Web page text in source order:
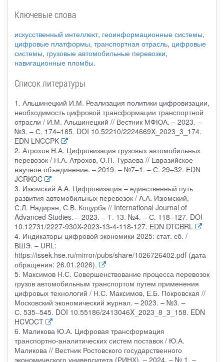
Ключевые слова
искусственный интеллект, геоинформационные системы,
цифровые платформы, транспортная отрасль, цифровые
системы, грузовые автомобильные перевозки,
навигационные пломбы.
Список литературы
1. Альшинецкий И.М. Реализация политики цифровизации,
необходимость цифровой трансформации транспортной
отрасли / И.М. Альшинецкий // Вестник МФЮА. – 2023. –
№3. – С. 174–185. DOI 10.52210/2224669X_2023_3_174.
EDN LNCCPK
2. Атрохов Н.А. Цифровизация грузовых автомобильных
перевозок / Н.А. Атрохов, О.П. Тураева // Евразийское
научное объединение. – 2019. – №7–1. – С. 29–32. EDN
JCRKOC
3. Изюмский А.А. Цифровизация – единственный путь
развития автомобильных перевозок / А.А. Изюмский,
С.Л. Надирян, С.В. Коцурба // International Journal of
Advanced Studies. – 2023. – Т. 13. №4. – С. 118–127. DOI
10.12731/2227-930X-2023-13-4-118-127. EDN DTCBRL
4. Индикаторы цифровой экономики 2025: стат. сб. /
ВШЭ. – URL:
https://issek.hse.ru/mirror/pubs/share/1026726402.pdf (дата
обращения: 26.01.2026).
5. Максимов Н.С. Совершенствование процесса перевозок
грузов автомобильным транспортом путем применения
цифровых технологий / Н.С. Максимов, Е.Б. Покровская //
Московский экономический журнал. – 2023. – №3. –
С. 535–545. DOI 10.55186/2413046X_2023_8_3_158. EDN
HCVOCT
6. Маликова Ю.А. Цифровая трансформация
транспортно-аналитических систем поставок / Ю.А.
Маликова // Вестник Ростовского государственного
экономического университета (РИНХ). – 2024. – № 1. –